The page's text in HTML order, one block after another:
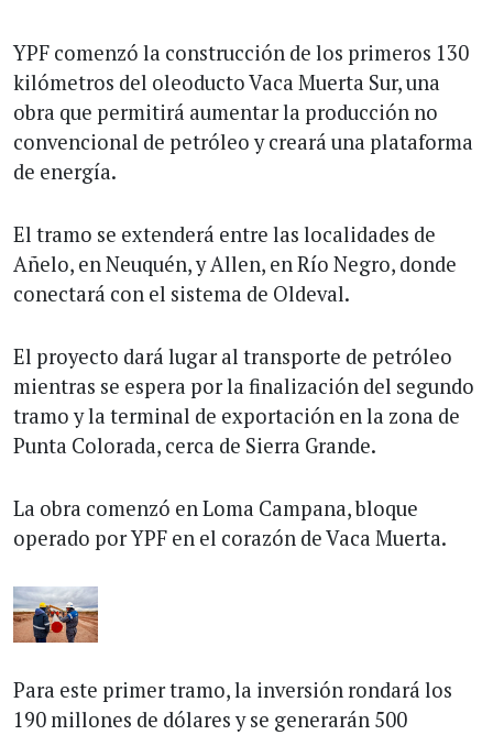
YPF comenzó la construcción de los primeros 130
kilómetros del oleoducto Vaca Muerta Sur, una
obra que permitirá aumentar la producción no
convencional de petróleo y creará una plataforma
de energía.
El tramo se extenderá entre las localidades de
Añelo, en Neuquén, y Allen, en Río Negro, donde
conectará con el sistema de Oldeval.
El proyecto dará lugar al transporte de petróleo
mientras se espera por la finalización del segundo
tramo y la terminal de exportación en la zona de
Punta Colorada, cerca de Sierra Grande.
La obra comenzó en Loma Campana, bloque
operado por YPF en el corazón de Vaca Muerta.
Para este primer tramo, la inversión rondará los
190 millones de dólares y se generarán 500